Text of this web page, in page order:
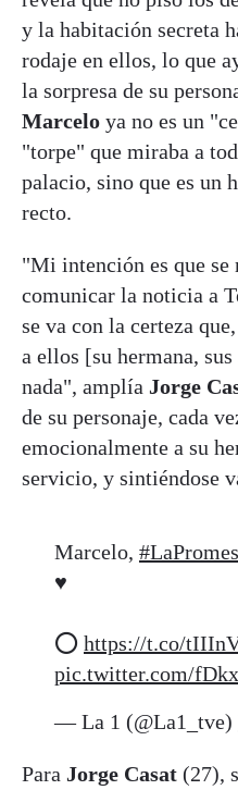
y la habitación secreta
rodaje en ellos, lo que
la sorpresa de su
Marcelo ya no es un
"torpe" que miraba a
palacio, sino que es un
recto.
"Mi intención es que se
comunicar la noticia a
se va con la certeza
a ellos [su hermana,
nada", amplía Jorge
de su personaje, cada
emocionalmente a su
servicio, y sintiéndose
Marcelo,
♥️
⭕ https://t.co/
pic.twitter.com/
— La 1 (@La1_tve)
Para Jorge Casat (27),